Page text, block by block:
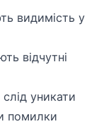
видимість у
відчутні
уникати
помилки